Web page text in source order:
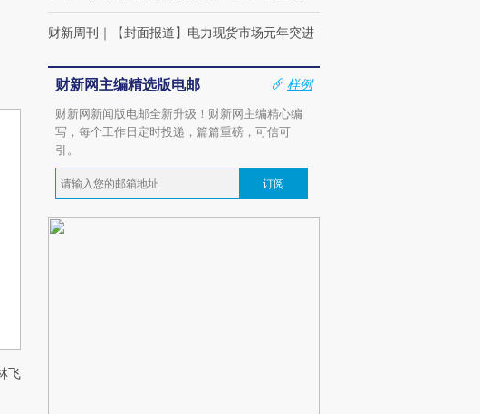
飞
财新周刊 ｜ 【封面报道】电力现货市场元年突进
财新网主编精选版电邮
样例
财新网新闻版电邮全新升级！财新网主编精心编
写，每个工作日定时投递，篇篇重磅，可信可
引。
订阅